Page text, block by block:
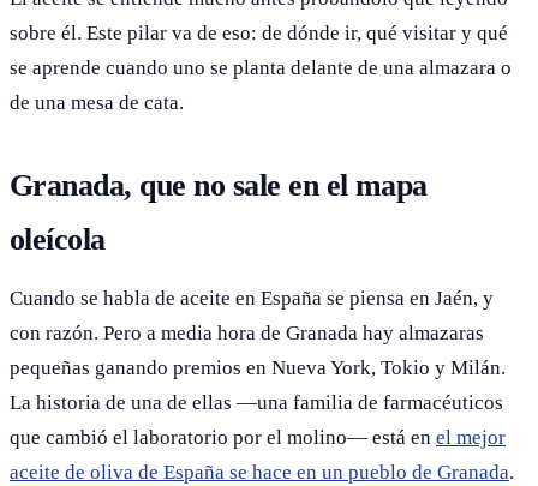
sobre él. Este pilar va de eso: de dónde ir, qué visitar y qué
se aprende cuando uno se planta delante de una almazara o
de una mesa de cata.
Granada, que no sale en el mapa
oleícola
Cuando se habla de aceite en España se piensa en Jaén, y
con razón. Pero a media hora de Granada hay almazaras
pequeñas ganando premios en Nueva York, Tokio y Milán.
La historia de una de ellas —una familia de farmacéuticos
que cambió el laboratorio por el molino— está en el mejor
aceite de oliva de España se hace en un pueblo de Granada.